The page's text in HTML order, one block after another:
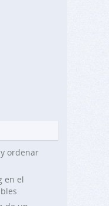
ordenar
en el